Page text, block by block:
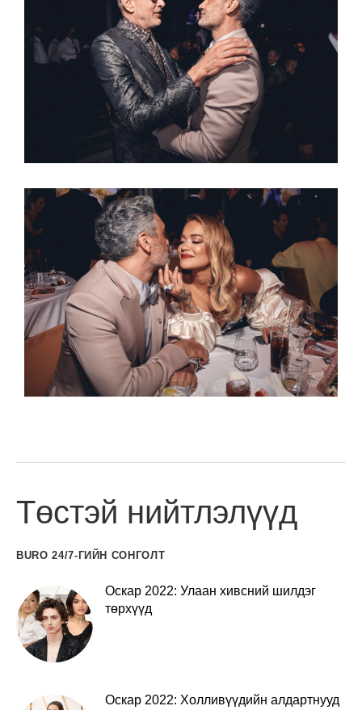
Төстэй нийтлэлүүд
BURO 24/7-ГИЙН СОНГОЛТ
Оскар 2022: Улаан хивсний шилдэг
төрхүүд
Оскар 2022: Холливүүдийн алдартнууд